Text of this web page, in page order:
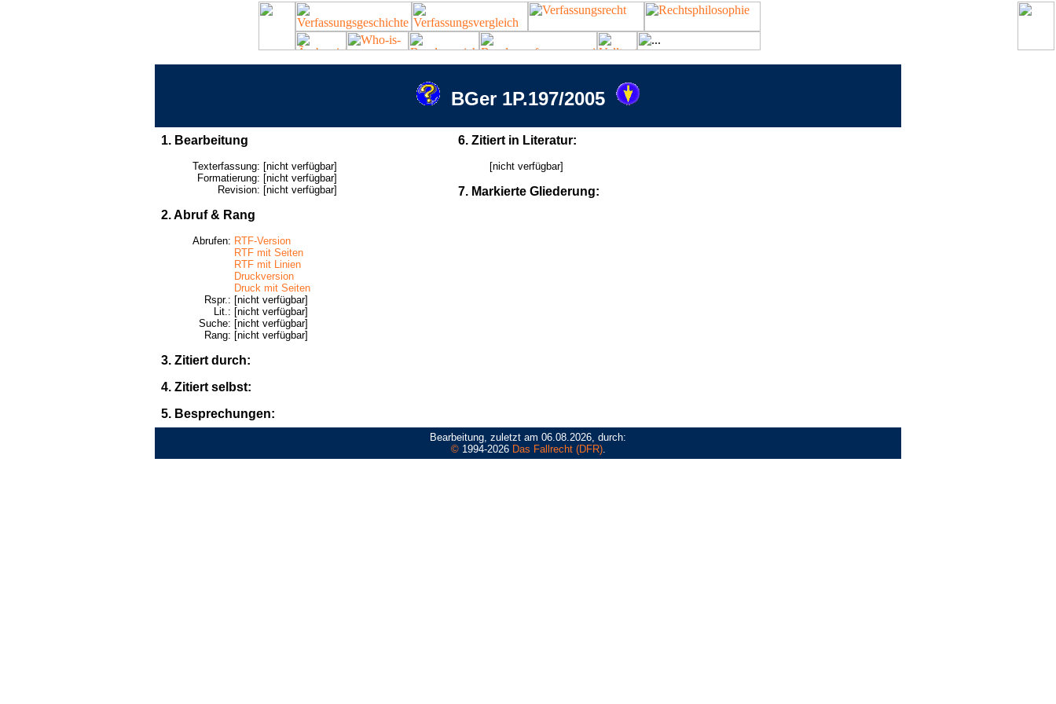
BGer 1P.197/2005
1. Bearbeitung
Texterfassung: [nicht verfügbar]
Formatierung: [nicht verfügbar]
Revision: [nicht verfügbar]
2. Abruf & Rang
Abrufen: RTF-Version
RTF mit Seiten
RTF mit Linien
Druckversion
Druck mit Seiten
Rspr.: [nicht verfügbar]
Lit.: [nicht verfügbar]
Suche: [nicht verfügbar]
Rang: [nicht verfügbar]
3. Zitiert durch:
4. Zitiert selbst:
5. Besprechungen:
6. Zitiert in Literatur:
[nicht verfügbar]
7. Markierte Gliederung:
Bearbeitung, zuletzt am 06.08.2026, durch:
©1994-2026 Das Fallrecht (DFR).